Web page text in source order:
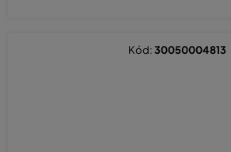
Kód:30050004813